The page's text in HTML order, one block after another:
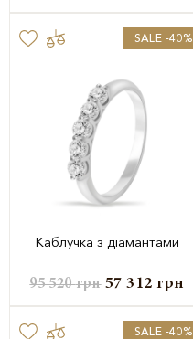
SALE -40%
Каблучка з діамантами
95 520грн 57 312 грн
SALE -40%